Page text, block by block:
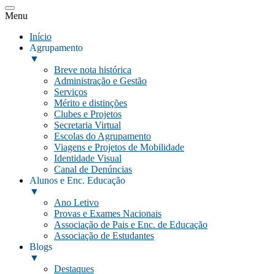
Menu
Início
Agrupamento
▼
Breve nota histórica
Administração e Gestão
Serviços
Mérito e distinções
Clubes e Projetos
Secretaria Virtual
Escolas do Agrupamento
Viagens e Projetos de Mobilidade
Identidade Visual
Canal de Denúncias
Alunos e Enc. Educação
▼
Ano Letivo
Provas e Exames Nacionais
Associação de Pais e Enc. de Educação
Associação de Estudantes
Blogs
▼
Destaques